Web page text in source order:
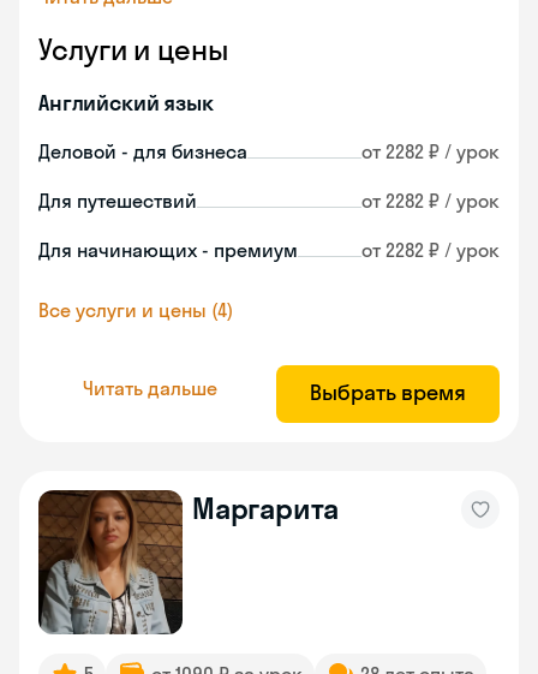
Услуги и цены
Английский язык
Деловой - для бизнеса от 2282 ₽ / урок
Для путешествий от 2282 ₽ / урок
Для начинающих - премиум от 2282 ₽ / урок
Все услуги и цены (4)
Читать дальше Выбрать время
Маргарита